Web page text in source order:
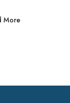
More